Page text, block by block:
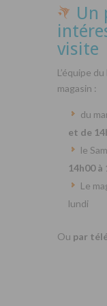
Un
visite
L’équipe
magasin :
du
et de
le
14h00 à
Le
lundi
Ou par